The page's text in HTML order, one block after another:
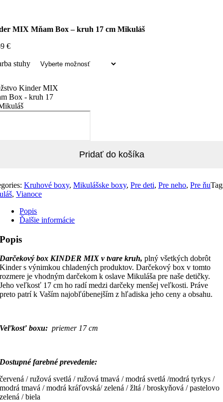
MIX Mňam Box – kruh 17 cm Mikuláš
€
stuhy
Kinder MIX
Box - kruh 17
Pridať do košíka
Kruhové boxy, Mikulášske boxy, Pre deti, Pre neho, Pre ňu
, Vianoce
Popis
Ďalšie informácie
Popis
Darčekový box KINDER MIX v tvare kruh, plný všetkých dobrôt
Kinder s výnimkou chladených produktov. Darčekový box v tomto
rozmere je vhodným darčekom k oslave Mikuláša pre naše detičky.
Jeho veľkosť 17 cm ho radí medzi darčeky menšej veľkosti. Práve
preto patrí k Vaším najobľúbenejším z hľadiska jeho ceny a obsahu.
Veľkosť boxu: priemer 17 cm
Dostupné farebné prevedenie:
červená / ružová svetlá / ružová tmavá / modrá svetlá /modrá tyrkys /
modrá tmavá / modrá kráľovská/ zelená / žltá / broskyňová / pastelovo
zelená / biela